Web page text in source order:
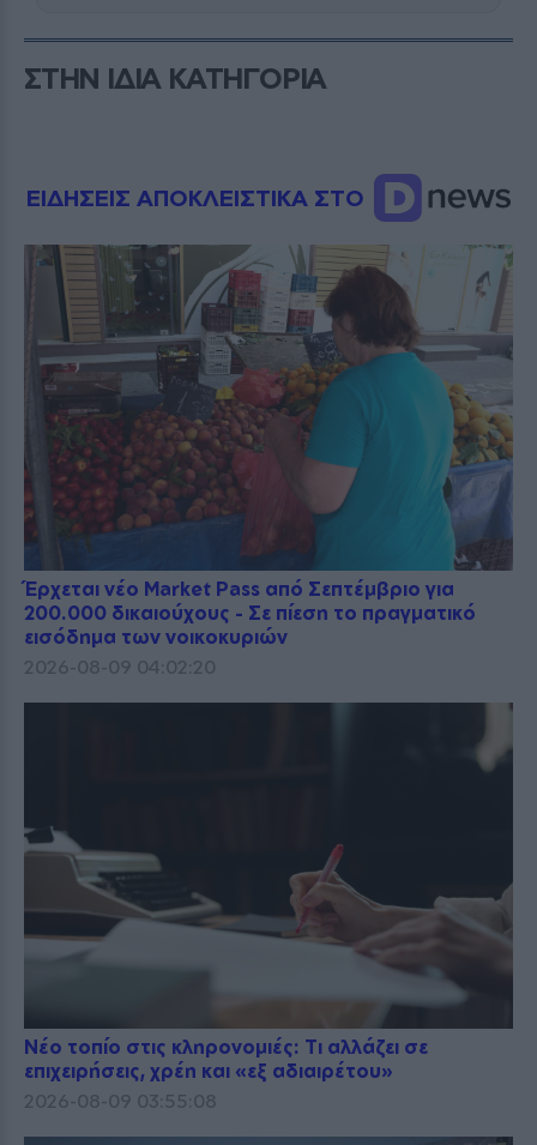
ΣΤΗΝ ΙΔΙΑ ΚΑΤΗΓΟΡΙΑ
ΕΙΔΗΣΕΙΣ ΑΠΟΚΛΕΙΣΤΙΚΑ ΣΤΟ
Έρχεται νέο Market Pass από Σεπτέμβριο για
200.000 δικαιούχους - Σε πίεση το πραγματικό
εισόδημα των νοικοκυριών
2026-08-09 04:02:20
Νέο τοπίο στις κληρονομιές: Τι αλλάζει σε
επιχειρήσεις, χρέη και «εξ αδιαιρέτου»
2026-08-09 03:55:08